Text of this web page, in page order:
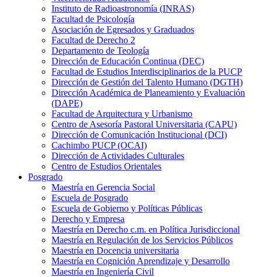
Instituto de Radioastronomía (INRAS)
Facultad de Psicología
Asociación de Egresados y Graduados
Facultad de Derecho 2
Departamento de Teología
Dirección de Educación Continua (DEC)
Facultad de Estudios Interdisciplinarios de la PUCP
Dirección de Gestión del Talento Humano (DGTH)
Dirección Académica de Planeamiento y Evaluación
(DAPE)
Facultad de Arquitectura y Urbanismo
Centro de Asesoría Pastoral Universitaria (CAPU)
Dirección de Comunicación Institucional (DCI)
Cachimbo PUCP (OCAI)
Dirección de Actividades Culturales
Centro de Estudios Orientales
Posgrado
Maestría en Gerencia Social
Escuela de Posgrado
Escuela de Gobierno y Políticas Públicas
Derecho y Empresa
Maestría en Derecho c.m. en Política Jurisdiccional
Maestría en Regulación de los Servicios Públicos
Maestría en Docencia universitaria
Maestría en Cognición Aprendizaje y Desarrollo
Maestría en Ingeniería Civil